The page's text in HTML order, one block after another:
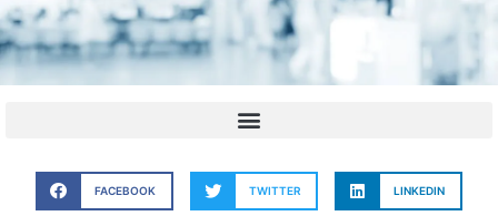
FACEBOOK TWITTER LINKEDIN